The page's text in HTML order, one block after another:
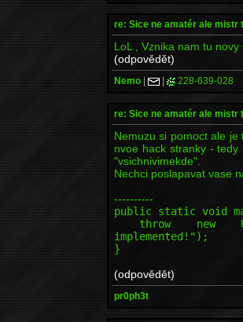
re: Sice ne amatér ale mistr
LoL , Vznika nam tu
(odpovědět)
Nemo | | 228-639-028
re: Sice ne amatér ale mistr
Nemuzu si pomoct ale
nvoe hack stranky -
"vsichnivimekde".
Nechci poslapavat vase
----------
public static void
throw new
implemented!");
}
(odpovědět)
pr0ph3t